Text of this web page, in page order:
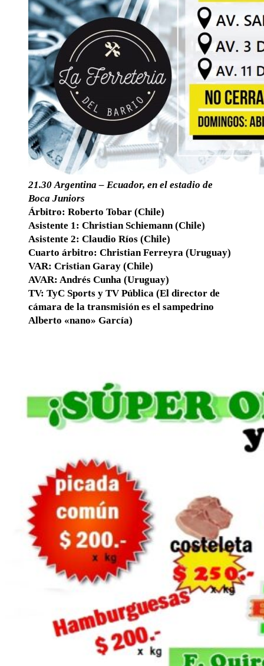
21.30 Argentina – Ecuador, en el estadio de
Boca Juniors
Árbitro: Roberto Tobar (Chile)
Asistente 1: Christian Schiemann (Chile)
Asistente 2: Claudio Ríos (Chile)
Cuarto árbitro: Christian Ferreyra (Uruguay)
VAR: Cristian Garay (Chile)
AVAR: Andrés Cunha (Uruguay)
TV: TyC Sports y TV Pública (El director de
cámara de la transmisión es el sampedrino
Alberto «nano» García)